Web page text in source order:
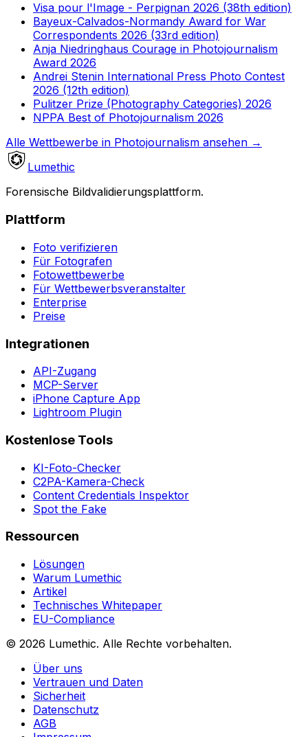
Visa pour l'Image - Perpignan 2026 (38th edition)
Bayeux-Calvados-Normandy Award for War
Correspondents 2026 (33rd edition)
Anja Niedringhaus Courage in Photojournalism
Award 2026
Andrei Stenin International Press Photo Contest
2026 (12th edition)
Pulitzer Prize (Photography Categories) 2026
NPPA Best of Photojournalism 2026
Alle Wettbewerbe in Photojournalism ansehen →
Lumethic
Forensische Bildvalidierungsplattform.
Plattform
Foto verifizieren
Für Fotografen
Fotowettbewerbe
Für Wettbewerbsveranstalter
Enterprise
Preise
Integrationen
API-Zugang
MCP-Server
iPhone Capture App
Lightroom Plugin
Kostenlose Tools
KI-Foto-Checker
C2PA-Kamera-Check
Content Credentials Inspektor
Spot the Fake
Ressourcen
Lösungen
Warum Lumethic
Artikel
Technisches Whitepaper
EU-Compliance
© 2026 Lumethic. Alle Rechte vorbehalten.
Über uns
Vertrauen und Daten
Sicherheit
Datenschutz
AGB